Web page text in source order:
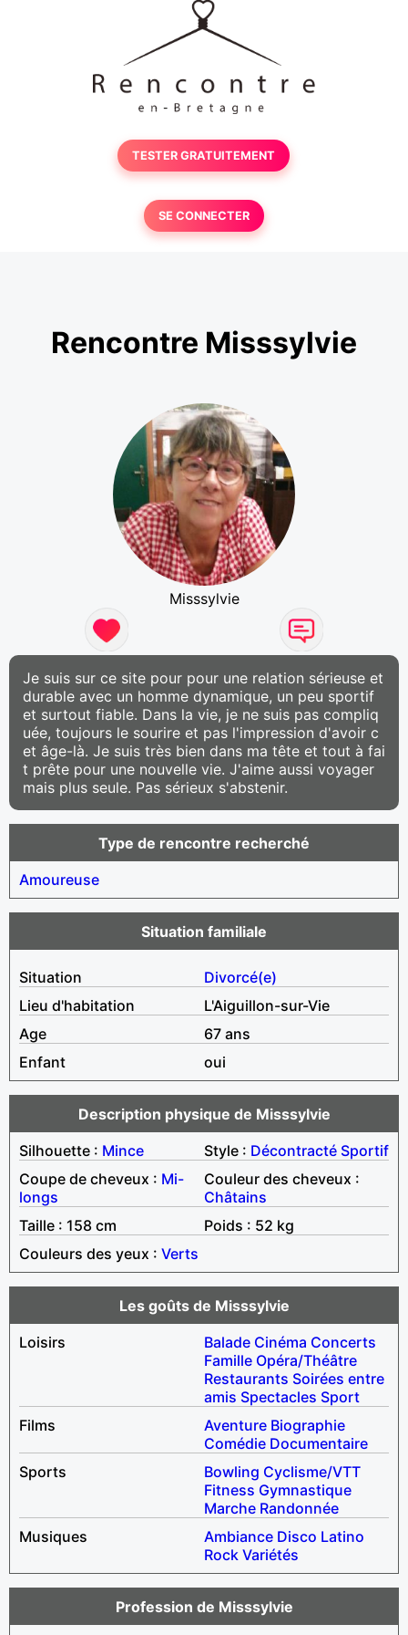
TESTER GRATUITEMENT
SE CONNECTER
Rencontre Misssylvie
Misssylvie
Je suis sur ce site pour pour une relation sérieuse et
durable avec un homme dynamique, un peu sportif
et surtout fiable. Dans la vie, je ne suis pas compliq
uée, toujours le sourire et pas l'impression d'avoir c
et âge-là. Je suis très bien dans ma tête et tout à fai
t prête pour une nouvelle vie. J'aime aussi voyager
mais plus seule. Pas sérieux s'abstenir.
Type de rencontre recherché
Amoureuse
Situation familiale
Situation
Divorcé(e)
Lieu d'habitation
L'Aiguillon-sur-Vie
Age
67 ans
Enfant
oui
Description physique de Misssylvie
Silhouette : Mince Style : Décontracté Sportif
Coupe de cheveux : Mi-
longs
Couleur des cheveux :
Châtains
Taille : 158 cm
Poids : 52 kg
Couleurs des yeux : Verts
Les goûts de Misssylvie
Loisirs
Balade Cinéma Concerts
Famille Opéra/Théâtre
Restaurants Soirées entre
amis Spectacles Sport
Films
Aventure Biographie
Comédie Documentaire
Sports
Bowling Cyclisme/VTT
Fitness Gymnastique
Marche Randonnée
Musiques
Ambiance Disco Latino
Rock Variétés
Profession de Misssylvie